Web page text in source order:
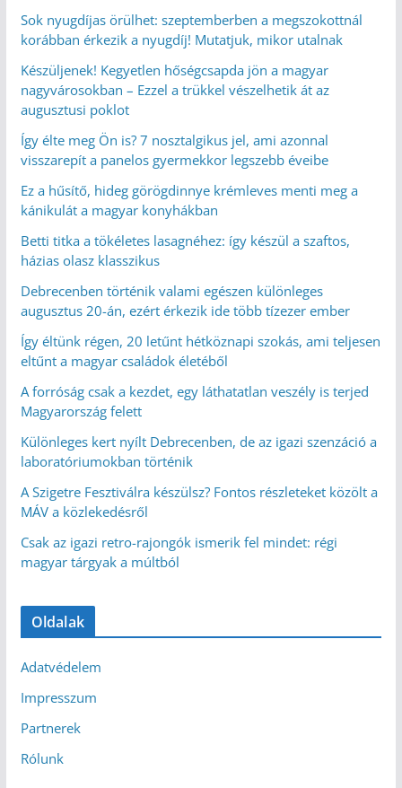
Sok nyugdíjas örülhet: szeptemberben a megszokottnál
korábban érkezik a nyugdíj! Mutatjuk, mikor utalnak
Készüljenek! Kegyetlen hőségcsapda jön a magyar
nagyvárosokban – Ezzel a trükkel vészelhetik át az
augusztusi poklot
Így élte meg Ön is? 7 nosztalgikus jel, ami azonnal
visszarepít a panelos gyermekkor legszebb éveibe
Ez a hűsítő, hideg görögdinnye krémleves menti meg a
kánikulát a magyar konyhákban
Betti titka a tökéletes lasagnéhez: így készül a szaftos,
házias olasz klasszikus
Debrecenben történik valami egészen különleges
augusztus 20-án, ezért érkezik ide több tízezer ember
Így éltünk régen, 20 letűnt hétköznapi szokás, ami teljesen
eltűnt a magyar családok életéből
A forróság csak a kezdet, egy láthatatlan veszély is terjed
Magyarország felett
Különleges kert nyílt Debrecenben, de az igazi szenzáció a
laboratóriumokban történik
A Szigetre Fesztiválra készülsz? Fontos részleteket közölt a
MÁV a közlekedésről
Csak az igazi retro-rajongók ismerik fel mindet: régi
magyar tárgyak a múltból
Oldalak
Adatvédelem
Impresszum
Partnerek
Rólunk